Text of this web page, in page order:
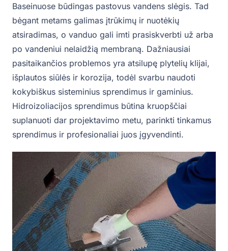
Baseinuose būdingas pastovus vandens slėgis. Tad
bėgant metams galimas įtrūkimų ir nuotėkių
atsiradimas, o vanduo gali imti prasiskverbti už arba
po vandeniui nelaidžią membraną. Dažniausiai
pasitaikančios problemos yra atsilupę plytelių klijai,
išplautos siūlės ir korozija, todėl svarbu naudoti
kokybiškus sisteminius sprendimus ir gaminius.
Hidroizoliacijos sprendimus būtina kruopščiai
suplanuoti dar projektavimo metu, parinkti tinkamus
sprendimus ir profesionaliai juos įgyvendinti.